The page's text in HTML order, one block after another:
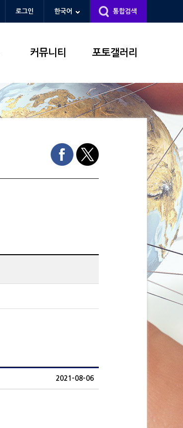
로그인 한국어 통합검색
커뮤니티 포토갤러리
2021-08-06